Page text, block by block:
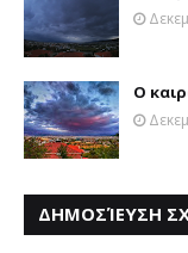
Ο
ΔΗΜΟΣΊΕΥΣΗ